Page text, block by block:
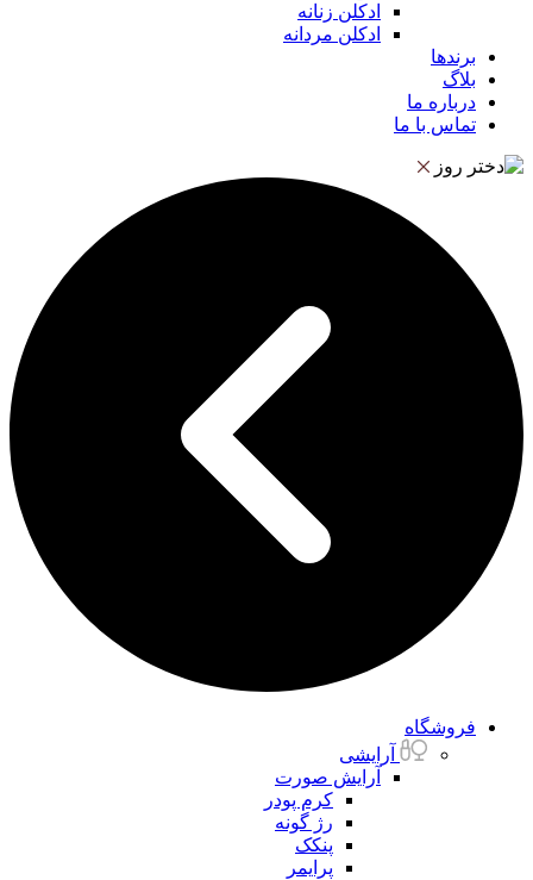
ادکلن زنانه
ادکلن مردانه
برندها
بلاگ
درباره ما
تماس با ما
فروشگاه
آرایشی
آرایش صورت
کرم پودر
رژ گونه
پنکک
پرایمر